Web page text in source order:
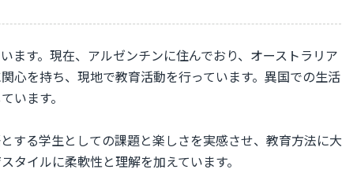
ます。現在、アルゼンチンに住んでおり、オーストラリア
心を持ち、現地で教育活動を行っています。異国での生活
います。
する学生としての課題と楽しさを実感させ、教育方法に大
タイルに柔軟性と理解を加えています。